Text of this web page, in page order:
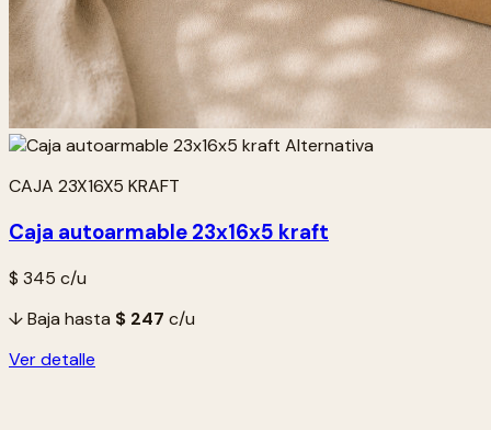
CAJA 23X16X5 KRAFT
Caja autoarmable 23x16x5 kraft
$ 345 c/u
↓ Baja hasta $ 247 c/u
Ver detalle